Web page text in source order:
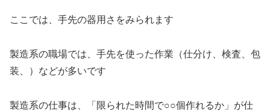
ここでは、手先の器用さをみられます
製造系の職場では、手先を使った作業（仕分け、検査、包
装、）などが多いです
製造系の仕事は、「限られた時間で○○個作れるか」が仕